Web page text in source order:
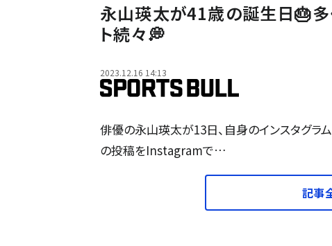
永山瑛太が41歳の誕生日🎂多
ト続々💭
2023.12.16 14:13
俳優の永山瑛太が13日、自身のインスタグラ
の投稿をInstagramで…
記事